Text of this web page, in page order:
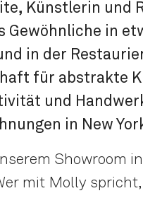
Künstlerin und
Gewöhnliche in
in der
für abstrakte
und
in New
Showroom
mit Molly